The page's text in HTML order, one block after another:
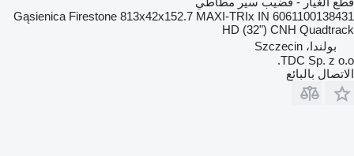
6061100138431 Gąsienica Firestone 813x42x152.7 MAXI-TRIx IN
HD (32") CNH Quadtrack
بولندا، Szczecin
TDC Sp. z o.o.
الاتصال بالبائع